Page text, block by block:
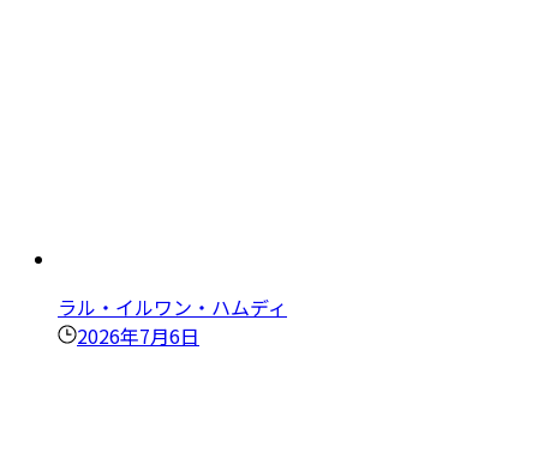
ラル・イルワン・ハムディ
2026年7月6日